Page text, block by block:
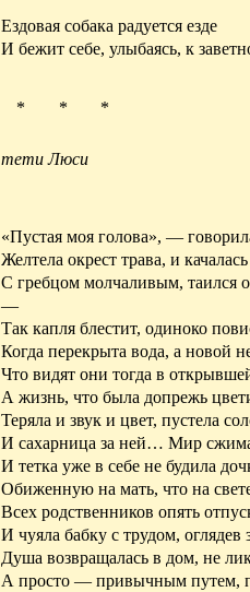
Ездовая собака радуется езде
И бежит себе, улыбаясь, к
* * *
тети Люси
«Пустая моя голова», —
Желтела окрест трава, и
С гребцом молчаливым, таился
—
Так капля блестит, одиноко
Когда перекрыта вода, а новой
Что видят они тогда в
А жизнь, что была допрежь
Теряла и звук и цвет, пустела
И сахарница за ней… Мир
И тетка уже в себе не будила
Обиженную на мать, что на
Всех родственников опять
И чуяла бабку с трудом, оглядев
Душа возвращалась в дом, не
А просто — привычным путем,